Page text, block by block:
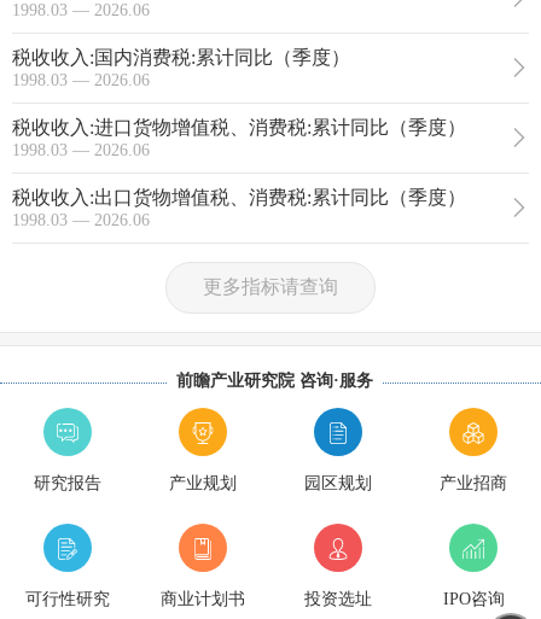
1998.03 — 2026.06
税收收入:国内消费税:累计同比（季度）
1998.03 — 2026.06
税收收入:进口货物增值税、消费税:累计同比（季度）
1998.03 — 2026.06
税收收入:出口货物增值税、消费税:累计同比（季度）
1998.03 — 2026.06
更多指标请查询
前瞻产业研究院 咨询·服务
研究报告 产业规划 园区规划 产业招商
可行性研究 商业计划书 投资选址 IPO咨询